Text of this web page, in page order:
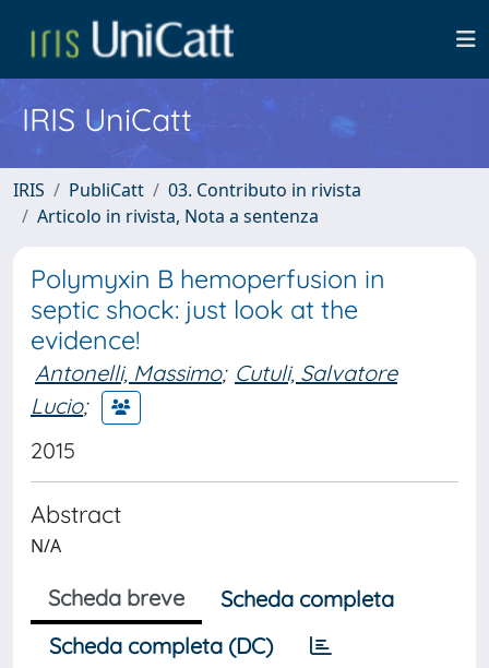
IRIS UniCatt
IRIS PubliCatt
03. Contributo in rivista
Articolo in rivista, Nota a sentenza
Polymyxin B hemoperfusion in
septic shock: just look at the
evidence!
Antonelli, Massimo; Cutuli, Salvatore
Lucio;
2015
Abstract
N/A
Scheda breve
Scheda completa
Scheda completa (DC)